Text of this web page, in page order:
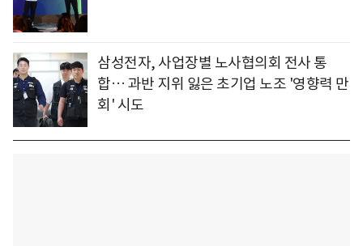
삼성전자, 사업장별 노사협의회 전사 통
합… 과반 지위 잃은 초기업 노조 '영향력 만
회' 시도